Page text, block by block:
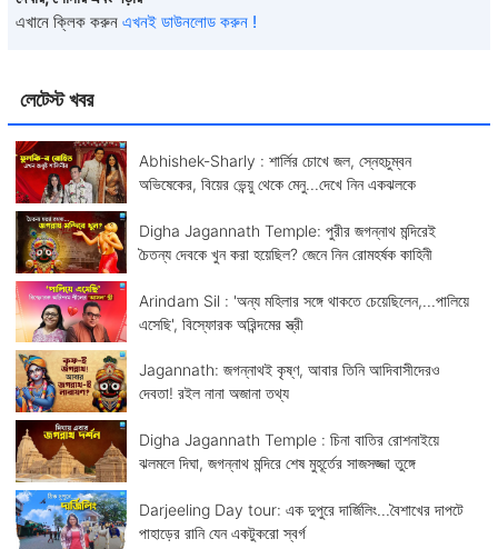
লেটেস্ট খবর
Abhishek-Sharly : শার্লির চোখে জল, স্নেহচুম্বন
অভিষেকের, বিয়ের ভেন্য়ু থেকে মেনু...দেখে নিন একঝলকে
Digha Jagannath Temple: পুরীর জগন্নাথ মন্দিরেই
চৈতন্য দেবকে খুন করা হয়েছিল? জেনে নিন রোমহর্ষক কাহিনী
Arindam Sil : 'অন্য মহিলার সঙ্গে থাকতে চেয়েছিলেন,...পালিয়ে
এসেছি', বিস্ফোরক অরিন্দমের স্ত্রী
Jagannath: জগন্নাথই কৃষ্ণ, আবার তিনি আদিবাসীদেরও
দেবতা! রইল নানা অজানা তথ্য
Digha Jagannath Temple : চিনা বাতির রোশনাইয়ে
ঝলমলে দিঘা, জগন্নাথ মন্দিরে শেষ মুহূর্তের সাজসজ্জা তুঙ্গে
Darjeeling Day tour: এক দুপুরে দার্জিলিং...বৈশাখের দাপটে
পাহাড়ের রানি যেন একটুকরো স্বর্গ
এখানে ক্লিক করুন এখনই ডাউনলোড করুন !